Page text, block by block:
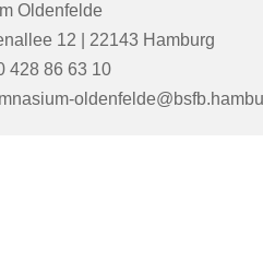
Oldenfelde
12 | 22143 Hamburg
428 86 63 10